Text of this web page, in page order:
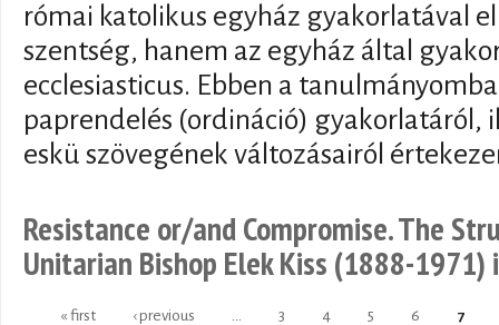
római katolikus egyház gyakorlatával
szentség, hanem az egyház által
ecclesiasticus. Ebben a
paprendelés (ordináció) gyakorlatáról,
eskü szövegének változásairól
Resistance or/and Compromise. The
Unitarian Bishop Elek Kiss (1888-1971)
« first ‹ previous 3 4 5 6
7